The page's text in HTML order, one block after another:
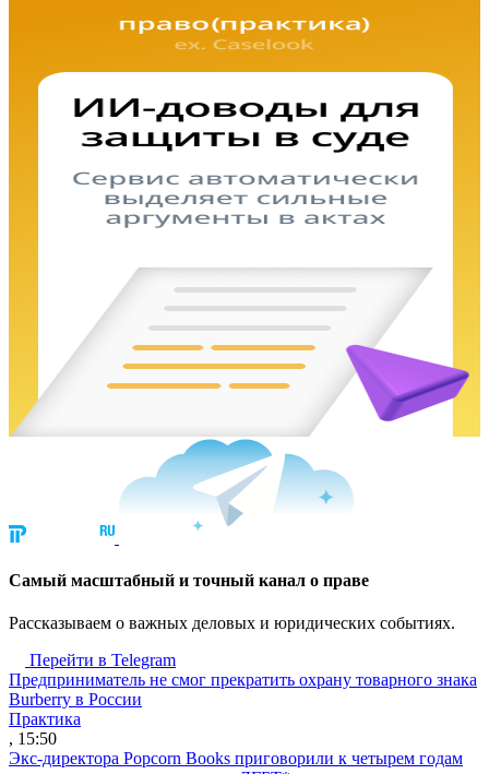
Cамый масштабный и точный канал о праве
Рассказываем о важных деловых и юридических событиях.
Перейти в Telegram
Предприниматель не смог прекратить охрану товарного знака
Burberry в России
Практика
, 15:50
Экс-директора Popcorn Books приговорили к четырем годам